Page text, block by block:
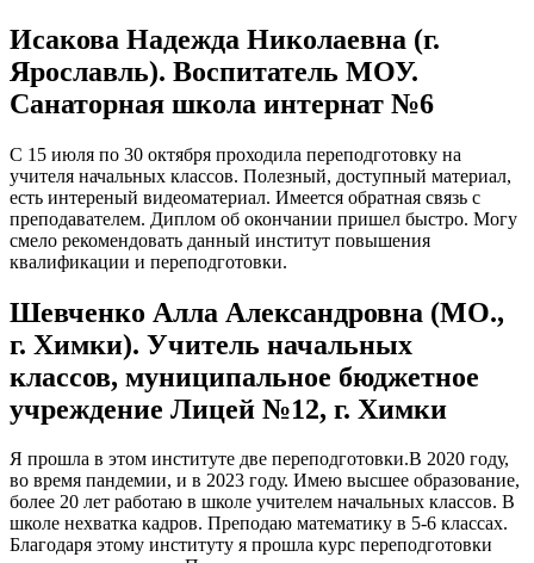
Исакова Надежда Николаевна (г.
Ярославль). Воспитатель МОУ.
Санаторная школа интернат №6
С 15 июля по 30 октября проходила переподготовку на
учителя начальных классов. Полезный, доступный материал,
есть интереный видеоматериал. Имеется обратная связь с
преподавателем. Диплом об окончании пришел быстро. Могу
смело рекомендовать данный институт повышения
квалификации и переподготовки.
Шевченко Алла Александровна (МО.,
г. Химки). Учитель начальных
классов, муниципальное бюджетное
учреждение Лицей №12, г. Химки
Я прошла в этом институте две переподготовки.В 2020 году,
во время пандемии, и в 2023 году. Имею высшее образование,
более 20 лет работаю в школе учителем начальных классов. В
школе нехватка кадров. Преподаю математику в 5-6 классах.
Благодаря этому институту я прошла курс переподготовки